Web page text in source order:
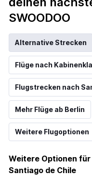
SWOODOO
Alternative Strecken
Flüge nach
Flugstrecken nach
Mehr Flüge ab Berlin
Weitere Flugoptionen
Weitere Optionen für
Santiago de Chile